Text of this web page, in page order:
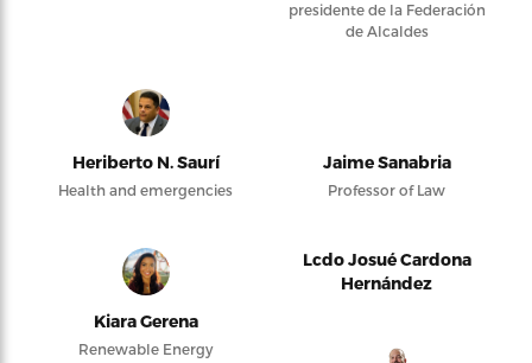
presidente de la Federación
de Alcaldes
Heriberto N. Saurí
Health and emergencies
Jaime Sanabria
Professor of Law
Kiara Gerena
Renewable Energy
Lcdo Josué Cardona
Hernández